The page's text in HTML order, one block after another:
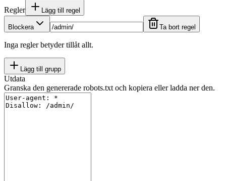
Regler Lägg till regel
Blockera Ta bort regel
Inga regler betyder tillåt allt.
Lägg till grupp
Utdata
Granska den genererade robots.txt och kopiera eller ladda ner den.